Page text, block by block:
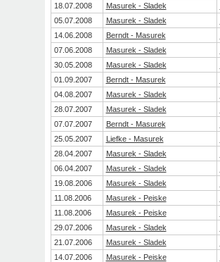
18.07.2008
Masurek - Sladek
05.07.2008
Masurek - Sladek
14.06.2008
Berndt - Masurek
07.06.2008
Masurek - Sladek
30.05.2008
Masurek - Sladek
01.09.2007
Berndt - Masurek
04.08.2007
Masurek - Sladek
28.07.2007
Masurek - Sladek
07.07.2007
Berndt - Masurek
25.05.2007
Liefke - Masurek
28.04.2007
Masurek - Sladek
06.04.2007
Masurek - Sladek
19.08.2006
Masurek - Sladek
11.08.2006
Masurek - Peiske
11.08.2006
Masurek - Peiske
29.07.2006
Masurek - Sladek
21.07.2006
Masurek - Sladek
14.07.2006
Masurek - Peiske